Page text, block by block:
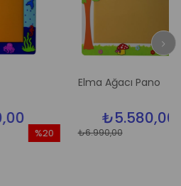
Elma Ağacı Pano
₺5.580,00
₺6.990,00